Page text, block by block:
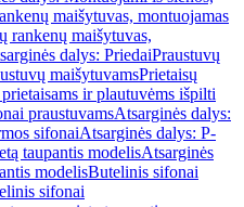
maišytuvas, montuojamas
rankenų maišytuvas,
dalys: PriedaiPraustuvų
maišytuvamsPrietaisų
ir plautuvėms išpilti
praustuvamsAtsarginės dalys:
sifonaiAtsarginės dalys: P-
taupantis modelisAtsarginės
modelisButelinis sifonai
sifonai